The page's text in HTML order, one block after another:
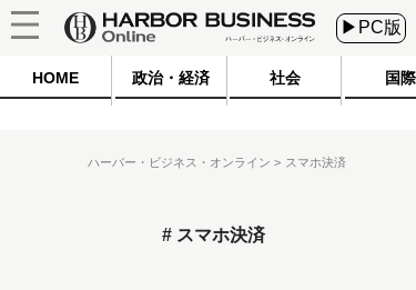
▶PC版
HOME 政治・経済 社会 国際
ハーバー・ビジネス・オンライン スマホ決済
スマホ決済